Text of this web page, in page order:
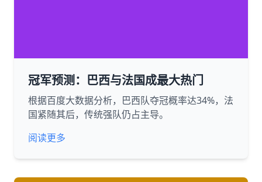
冠军预测：巴西与法国成最大热门
根据百度大数据分析，巴西队夺冠概率达34%，法
国紧随其后，传统强队仍占主导。
阅读更多